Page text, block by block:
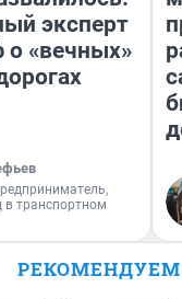
эксперт
о «вечных»
в транспортном
РЕКОМЕНДУЕМ